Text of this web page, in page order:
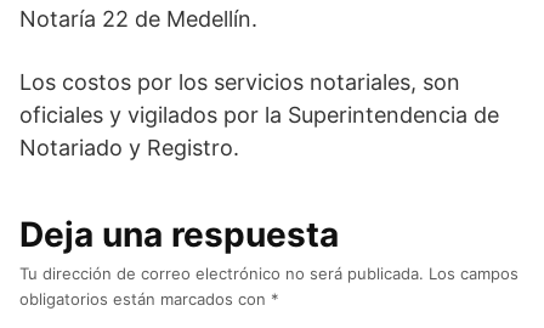
Notaría 22 de Medellín.
Los costos por los servicios notariales, son
oficiales y vigilados por la Superintendencia de
Notariado y Registro.
Deja una respuesta
Tu dirección de correo electrónico no será publicada. Los campos
obligatorios están marcados con *